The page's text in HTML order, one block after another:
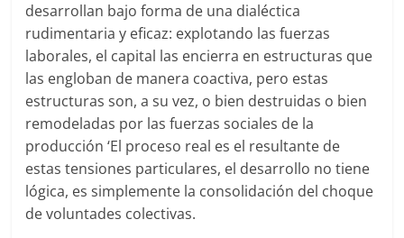
desarrollan bajo forma de una dialéctica
rudimentaria y eficaz: explotando las fuerzas
laborales, el capital las encierra en estructuras que
las engloban de manera coactiva, pero estas
estructuras son, a su vez, o bien destruidas o bien
remodeladas por las fuerzas sociales de la
producción ‘El proceso real es el resultante de
estas tensiones particulares, el desarrollo no tiene
lógica, es simplemente la consolidación del choque
de voluntades colectivas.